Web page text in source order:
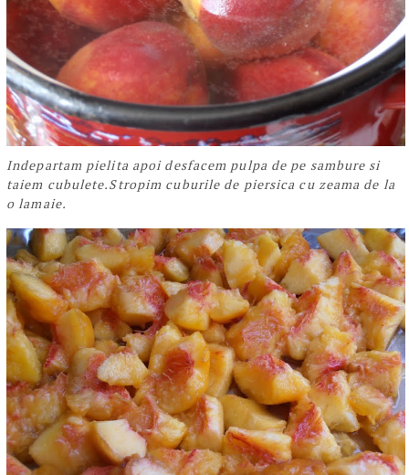
Indepartam pielita apoi desfacem pulpa de pe sambure si
taiem cubulete.Stropim cuburile de piersica cu zeama de la
o lamaie.